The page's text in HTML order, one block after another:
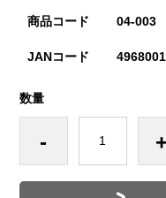
商品コード 04-003
JANコード
数量
- +